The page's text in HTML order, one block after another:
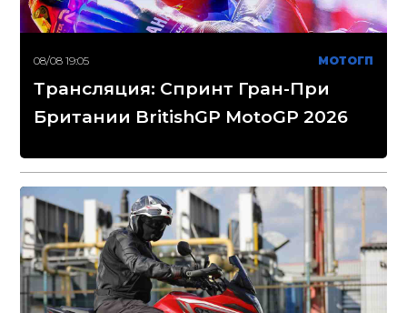
08/08 19:05 МОТОГП
Трансляция: Спринт Гран-При
Британии BritishGP MotoGP 2026